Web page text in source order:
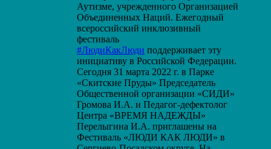
Аутизме, учрежденного Организацией
Объединенных Наций. Ежегодный
всероссийский инклюзивный
фестиваль
#ЛюдиКакЛюди поддерживает эту
инициативу в Российской Федерации.
Сегодня 31 марта 2022 г. в Парке
«Скитские Пруды» Председатель
Общественной организации «СИДИ»
Громова И.А. и Педагог-дефектолог
Центра «ВРЕМЯ НАДЕЖДЫ»
Перелыгина И.А. приглашены на
Фестиваль «ЛЮДИ КАК ЛЮДИ» в